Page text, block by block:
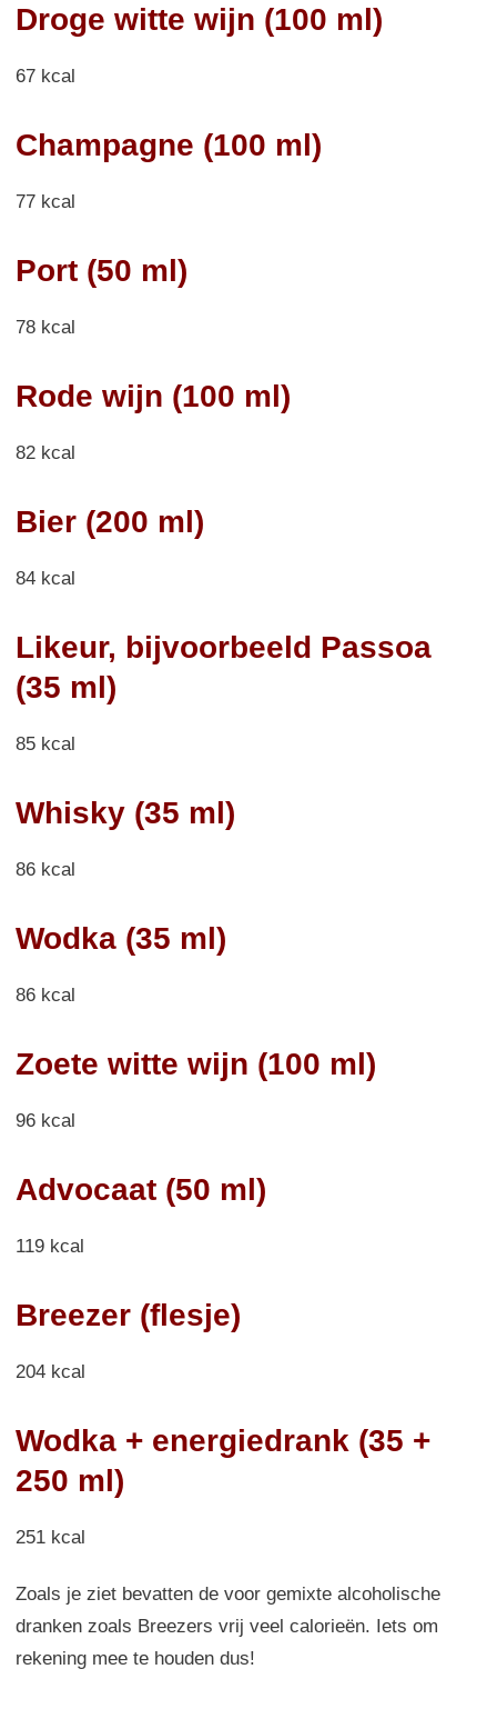
Droge witte wijn (100 ml)
67 kcal
Champagne (100 ml)
77 kcal
Port (50 ml)
78 kcal
Rode wijn (100 ml)
82 kcal
Bier (200 ml)
84 kcal
Likeur, bijvoorbeeld Passoa
(35 ml)
85 kcal
Whisky (35 ml)
86 kcal
Wodka (35 ml)
86 kcal
Zoete witte wijn (100 ml)
96 kcal
Advocaat (50 ml)
119 kcal
Breezer (flesje)
204 kcal
Wodka + energiedrank (35 +
250 ml)
251 kcal
Zoals je ziet bevatten de voor gemixte alcoholische
dranken zoals Breezers vrij veel calorieën. Iets om
rekening mee te houden dus!